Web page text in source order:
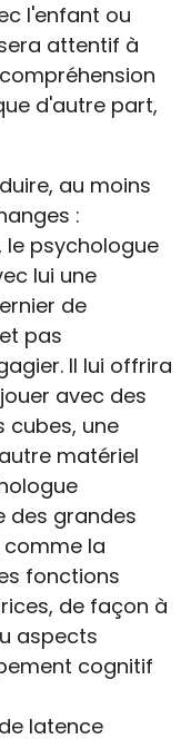
l'enfant ou
attentif à
d'autre part,
au moins
:
le psychologue
lui une
de
pas
Il lui offrira
avec des
cubes, une
matériel
des grandes
la
fonctions
de façon à
aspects
cognitif
latence